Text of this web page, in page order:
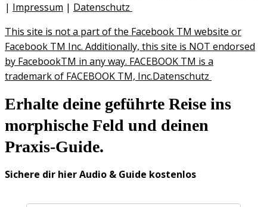
| Impressum | Datenschutz
This site is not a part of the Facebook TM website or
Facebook TM Inc. Additionally, this site is NOT endorsed
by FacebookTM in any way. FACEBOOK TM is a
trademark of FACEBOOK TM, Inc.Datenschutz
Erhalte deine geführte Reise ins
morphische Feld und deinen
Praxis-Guide.
Sichere dir hier Audio & Guide kostenlos